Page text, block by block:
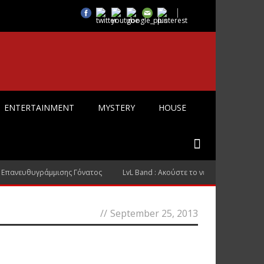
ENTERTAINMENT MYSTERY HOUSE
Γόνατος LvL Band : Ακούστε το νέο τους τραγούδι
// September 25, 2013